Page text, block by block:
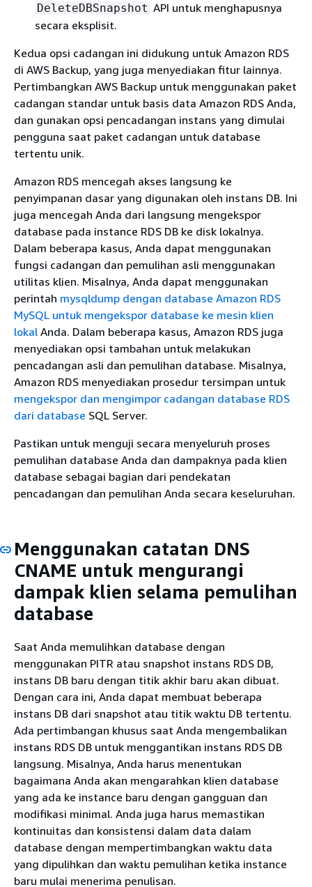
DeleteDBSnapshot API untuk menghapusnya
secara eksplisit.
Kedua opsi cadangan ini didukung untuk Amazon RDS
di AWS Backup, yang juga menyediakan fitur lainnya.
Pertimbangkan AWS Backup untuk menggunakan paket
cadangan standar untuk basis data Amazon RDS Anda,
dan gunakan opsi pencadangan instans yang dimulai
pengguna saat paket cadangan untuk database
tertentu unik.
Amazon RDS mencegah akses langsung ke
penyimpanan dasar yang digunakan oleh instans DB. Ini
juga mencegah Anda dari langsung mengekspor
database pada instance RDS DB ke disk lokalnya.
Dalam beberapa kasus, Anda dapat menggunakan
fungsi cadangan dan pemulihan asli menggunakan
utilitas klien. Misalnya, Anda dapat menggunakan
perintah mysqldump dengan database Amazon RDS
MySQL untuk mengekspor database ke mesin klien
lokal Anda. Dalam beberapa kasus, Amazon RDS juga
menyediakan opsi tambahan untuk melakukan
pencadangan asli dan pemulihan database. Misalnya,
Amazon RDS menyediakan prosedur tersimpan untuk
mengekspor dan mengimpor cadangan database RDS
dari database SQL Server.
Pastikan untuk menguji secara menyeluruh proses
pemulihan database Anda dan dampaknya pada klien
database sebagai bagian dari pendekatan
pencadangan dan pemulihan Anda secara keseluruhan.
Menggunakan catatan DNS
CNAME untuk mengurangi
dampak klien selama pemulihan
database
Saat Anda memulihkan database dengan
menggunakan PITR atau snapshot instans RDS DB,
instans DB baru dengan titik akhir baru akan dibuat.
Dengan cara ini, Anda dapat membuat beberapa
instans DB dari snapshot atau titik waktu DB tertentu.
Ada pertimbangan khusus saat Anda mengembalikan
instans RDS DB untuk menggantikan instans RDS DB
langsung. Misalnya, Anda harus menentukan
bagaimana Anda akan mengarahkan klien database
yang ada ke instance baru dengan gangguan dan
modifikasi minimal. Anda juga harus memastikan
kontinuitas dan konsistensi dalam data dalam
database dengan mempertimbangkan waktu data
yang dipulihkan dan waktu pemulihan ketika instance
baru mulai menerima penulisan.